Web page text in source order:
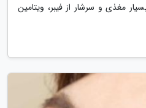
مغذی و سرشار از فیبر، ویتامین